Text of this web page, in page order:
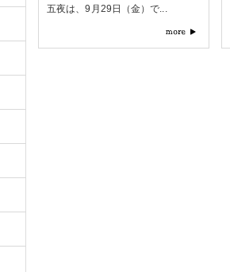
五夜は、9月29日（金）で...